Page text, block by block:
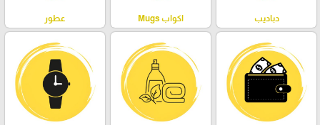
دباديب اكواب Mugs عطور